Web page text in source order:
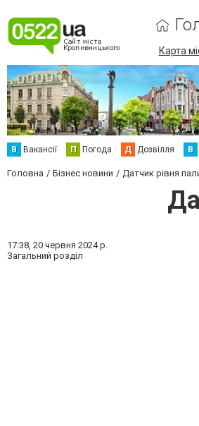
Карта
В Вакансії П Погода Д Дозвілля В
Головна Бізнес новини Датчик рівня
17:38, 20 червня 2024 р.
Загальний розділ